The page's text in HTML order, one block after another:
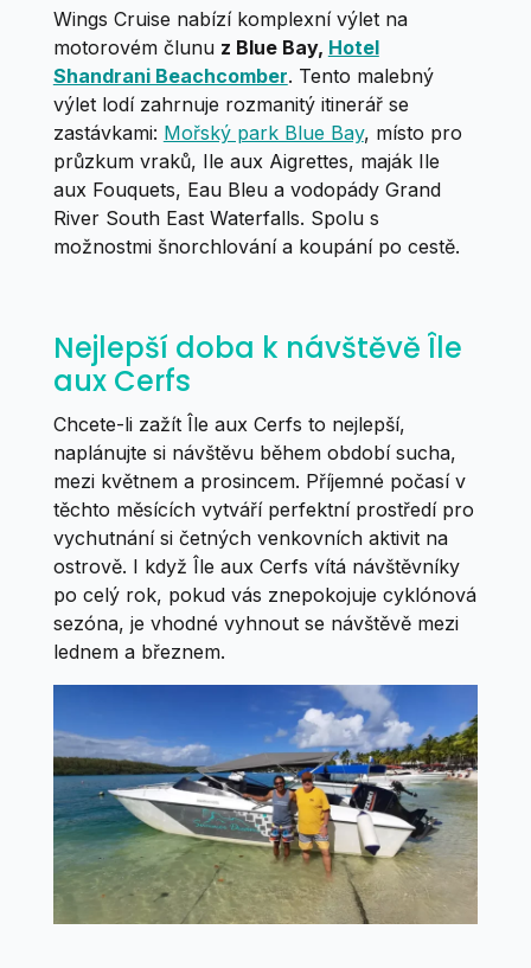
Wings Cruise nabízí komplexní výlet na
motorovém člunu z Blue Bay, Hotel
Shandrani Beachcomber. Tento malebný
výlet lodí zahrnuje rozmanitý itinerář se
zastávkami: Mořský park Blue Bay, místo pro
průzkum vraků, Ile aux Aigrettes, maják Ile
aux Fouquets, Eau Bleu a vodopády Grand
River South East Waterfalls. Spolu s
možnostmi šnorchlování a koupání po cestě.
Nejlepší doba k návštěvě Île
aux Cerfs
Chcete-li zažít Île aux Cerfs to nejlepší,
naplánujte si návštěvu během období sucha,
mezi květnem a prosincem. Příjemné počasí v
těchto měsících vytváří perfektní prostředí pro
vychutnání si četných venkovních aktivit na
ostrově. I když Île aux Cerfs vítá návštěvníky
po celý rok, pokud vás znepokojuje cyklónová
sezóna, je vhodné vyhnout se návštěvě mezi
lednem a březnem.